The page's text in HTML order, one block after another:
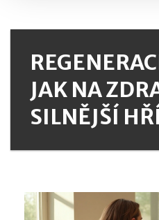
JAK NA
SILNĚJŠÍ